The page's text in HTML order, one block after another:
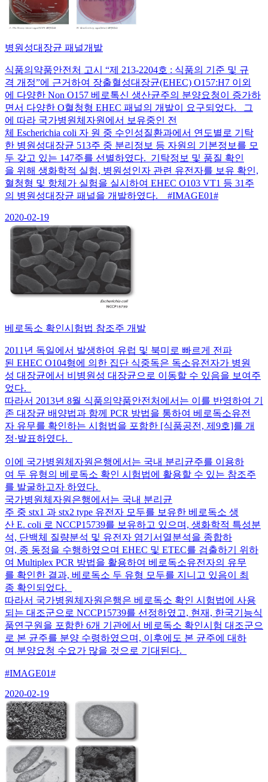
병원성대장균 패널개발
식품의약품안전처 고시 “제 213-2204호 : 식품의 기준 및 규
격 개정”에 근거하여 장출혈성대장균(EHEC) O157:H7 이외
에 다양한 Non O157 베로톡신 생산균주의 분양요청이 증가하
면서 다양한 O혈청형 EHEC 패널의 개발이 요구되었다. 그
에 따라 국가병원체자원에서 보유중인 전
체 Escherichia coli 자 원 중 수인성질환과에서 연도별로 기탁
한 병원성대장균 513주 중 분리정보 등 자원의 기본정보를 모
두 갖고 있는 147주를 선별하였다. 기탁정보 및 품질 확인
을 위해 생화학적 실험, 병원성인자 관련 유전자를 보유 확인,
혈청형 및 항체가 실험을 실시하여 EHEC O103 VT1 등 31주
의 병원성대장균 패널을 개발하였다. #IMAGE01#
2020-02-19
베로독소 확인시험법 참조주 개발
2011년 독일에서 발생하여 유럽 및 북미로 빠르게 전파
된 EHEC O104형에 의한 집단 식중독은 독소유전자가 병원
성 대장균에서 비병원성 대장균으로 이동할 수 있음을 보여주
었다.
따라서 2013년 8월 식품의약품안전처에서는 이를 반영하여 기
존 대장균 배양법과 함께 PCR 방법을 통하여 베로독소유전
자 유무를 확인하는 시험법을 포함한 [식품공전, 제9호]를 개
정·발표하였다.
이에 국가병원체자원은행에서는 국내 분리균주를 이용하
여 두 유형의 베로독소 확인 시험법에 활용할 수 있는 참조주
를 발굴하고자 하였다.
국가병원체자원은행에서는 국내 분리균
주 중 stx1 과 stx2 type 유전자 모두를 보유한 베로독소 생
산 E. coli 로 NCCP15739를 보유하고 있으며, 생화학적 특성분
석, 단백체 질량분석 및 유전자 염기서열분석을 종합하
여, 종 동정을 수행하였으며 EHEC 및 ETEC를 검출하기 위하
여 Multiplex PCR 방법을 활용하여 베로독소유전자의 유무
를 확인한 결과, 베로독소 두 유형 모두를 지니고 있음이 최
종 확인되었다.
따라서 국가병원체자원은행은 베로독소 확인 시험법에 사용
되는 대조군으로 NCCP15739를 선정하였고, 현재, 한국기능식
품연구원을 포함한 6개 기관에서 베로독소 확인시험 대조군으
로 본 균주를 분양 수령하였으며, 이후에도 본 균주에 대하
여 분양요청 수요가 많을 것으로 기대된다.
#IMAGE01#
2020-02-19